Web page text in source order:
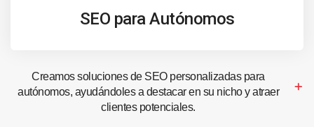
SEO para Autónomos
Creamos soluciones de SEO personalizadas para
autónomos, ayudándoles a destacar en su nicho y atraer
clientes potenciales.